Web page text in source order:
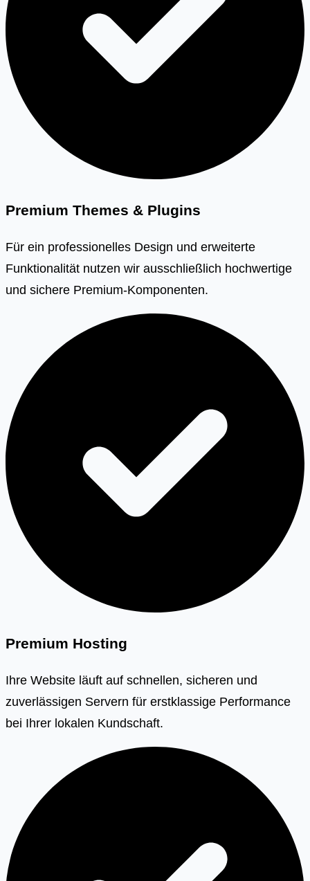
Premium Themes & Plugins
Für ein professionelles Design und erweiterte
Funktionalität nutzen wir ausschließlich hochwertige
und sichere Premium-Komponenten.
Premium Hosting
Ihre Website läuft auf schnellen, sicheren und
zuverlässigen Servern für erstklassige Performance
bei Ihrer lokalen Kundschaft.